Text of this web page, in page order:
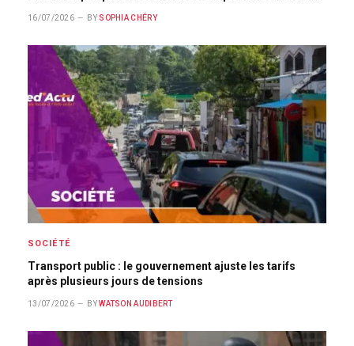
16/07/2026 BY SOPHIA CHÉRY
SOCIÉTÉ
Transport public : le gouvernement ajuste les tarifs
après plusieurs jours de tensions
13/07/2026 BY WATSON AUDIBERT